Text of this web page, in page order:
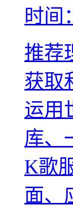
时间
推荐
获取
运用
库、
K歌
面、